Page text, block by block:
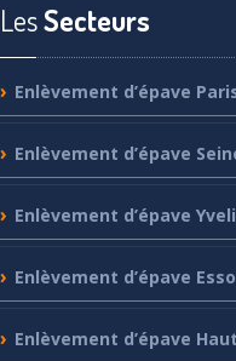
LesSecteurs
Enlèvement d’épave
Enlèvement d’épave
Enlèvement d’épave
Enlèvement d’épave
Enlèvement d’épave